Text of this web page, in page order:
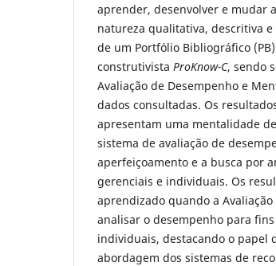
aprender, desenvolver e mudar
natureza qualitativa, descritiva
de um Portfólio Bibliográfico
construtivista ProKnow-C, sendo
Avaliação de Desempenho e
dados consultadas. Os
apresentam uma mentalidade
sistema de avaliação de
aperfeiçoamento e a busca por
gerenciais e individuais. Os
aprendizado quando a
analisar o desempenho para
individuais, destacando o papel
abordagem dos sistemas de